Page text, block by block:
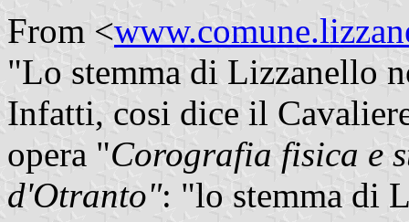
From <
"Lo stemma di Lizzanello
Infatti, cosi dice il
opera "Corografia fisica e
d'Otranto": "lo stemma di